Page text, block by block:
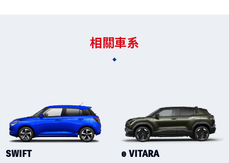
相關車系
SWIFT e VITARA